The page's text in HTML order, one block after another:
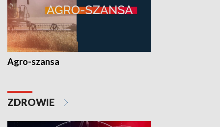
Agro-szansa
ZDROWIE